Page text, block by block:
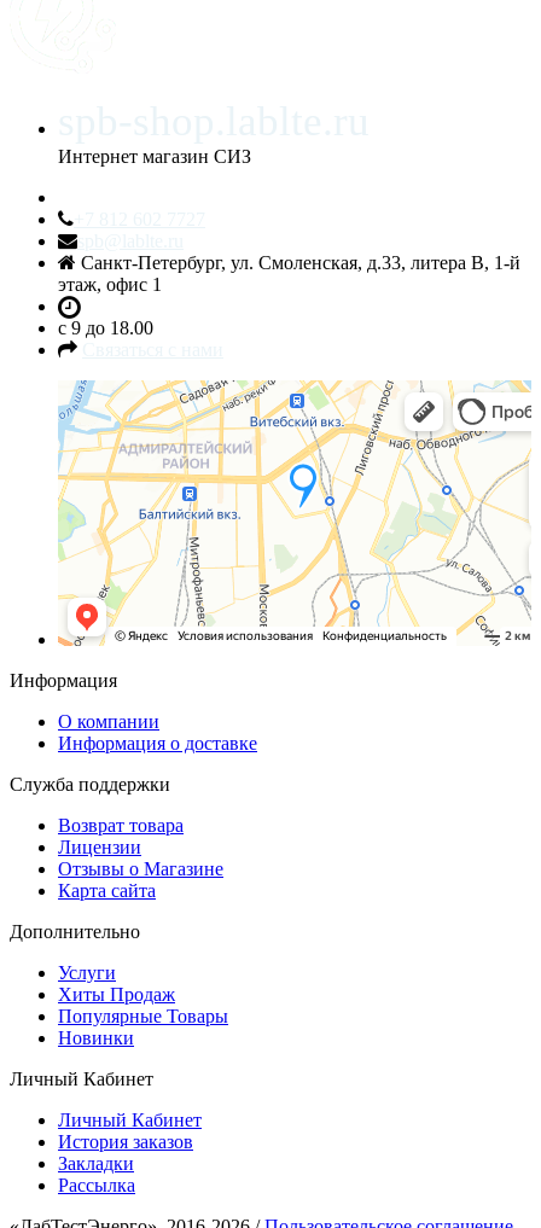
Интернет магазин СИЗ
Санкт-Петербург, ул. Смоленская, д.33, литера В, 1-й
этаж, офис 1
c 9 до 18.00
Санкт‑Петербург
Яндекс.Карты — транспорт, навигация, поиск мест
Информация
О компании
Информация о доставке
Служба поддержки
Возврат товара
Лицензии
Отзывы о Магазине
Карта сайта
Дополнительно
Услуги
Хиты Продаж
Популярные Товары
Новинки
Личный Кабинет
Личный Кабинет
История заказов
Закладки
Рассылка